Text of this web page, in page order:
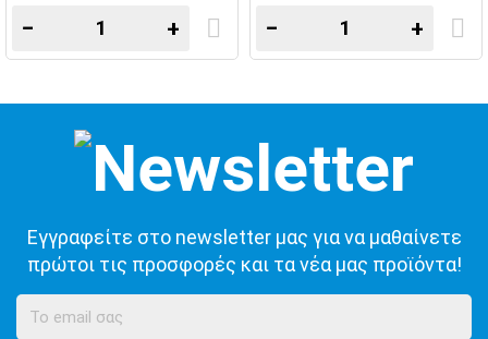
− + − +
Εγγραφείτε στο newsletter μας για να μαθαίνετε
πρώτοι τις προσφορές και τα νέα μας προϊόντα!